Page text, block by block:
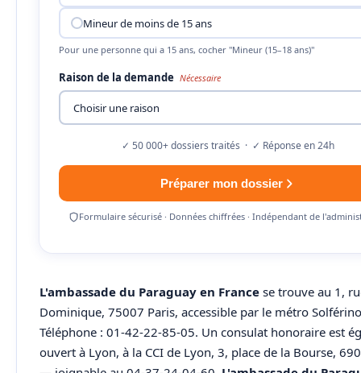
Mineur de moins de 15 ans
Pour une personne qui a 15 ans, cocher "Mineur (15–18 ans)"
Raison de la demande Nécessaire
✓ 50 000+ dossiers traités · ✓ Réponse en 24h
Préparer mon dossier
Formulaire sécurisé · Données chiffrées · Indépendant de
L'ambassade du Paraguay en France se trouve au 1,
Dominique, 75007 Paris, accessible par le métro
Téléphone : 01-42-22-85-05. Un consulat honoraire est
ouvert à Lyon, à la CCI de Lyon, 3, place de la Bourse,